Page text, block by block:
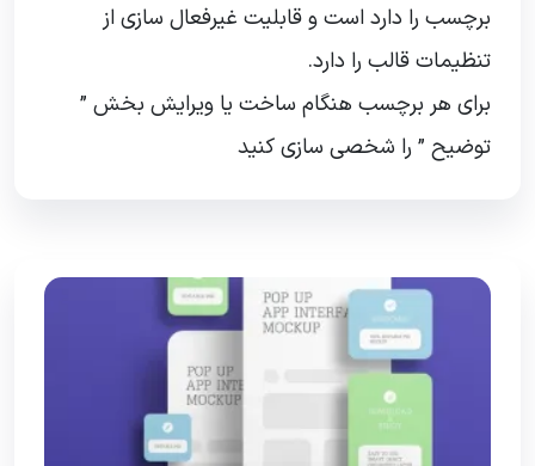
برچسب را دارد است و قابلیت غیرفعال سازی از
تنظیمات قالب را دارد.
برای هر برچسب هنگام ساخت یا ویرایش بخش ”
توضیح ” را شخصی سازی کنید